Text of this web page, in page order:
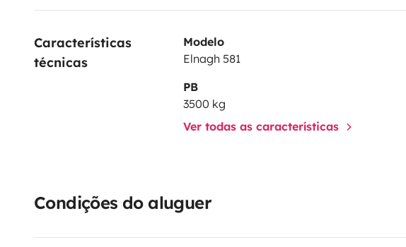
Características
técnicas
Modelo
Elnagh 581
PB
3500 kg
Ver todas as características
Condições do aluguer